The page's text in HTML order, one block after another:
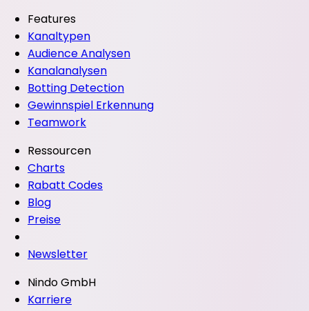
Features
Kanaltypen
Audience Analysen
Kanalanalysen
Botting Detection
Gewinnspiel Erkennung
Teamwork
Ressourcen
Charts
Rabatt Codes
Blog
Preise
Newsletter
Nindo GmbH
Karriere